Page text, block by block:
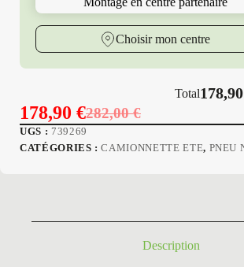
AGILIS
Choisir mon centre
Total
282,00€
Le
prix
178,90 €
Le
prix
UGS : 739269
CATÉGORIES :CAMIONNETTE ETE, PNEU
Description